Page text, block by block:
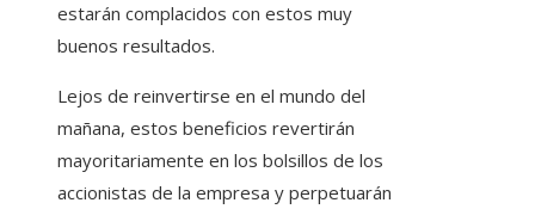
estarán complacidos con estos muy
buenos resultados.
Lejos de reinvertirse en el mundo del
mañana, estos beneficios revertirán
mayoritariamente en los bolsillos de los
accionistas de la empresa y perpetuarán